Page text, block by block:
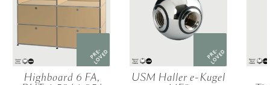
PRE-
LOVED
Highboard 6 FA,
PRE-
LOVED
USM Haller e-Kugel